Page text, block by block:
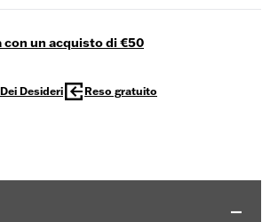
un acquisto di €50
Desideri Reso gratuito